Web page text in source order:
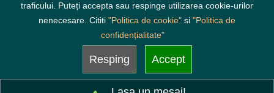
traficului. Puteți accepta sau respinge utilizarea cookie-urilor
nenecesare. Cititi "Politica de cookie" si "Politica de
confidențialitate"
Resping Accept